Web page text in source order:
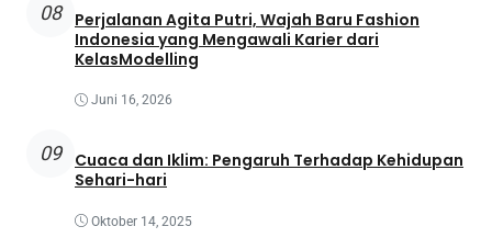
08
Perjalanan Agita Putri, Wajah Baru Fashion
Indonesia yang Mengawali Karier dari
KelasModelling
Juni 16, 2026
09
Cuaca dan Iklim: Pengaruh Terhadap Kehidupan
Sehari-hari
Oktober 14, 2025